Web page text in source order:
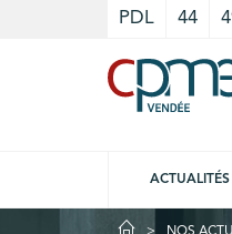
PDL 44
ACTUALITÉS
NOS
Cookies management panel